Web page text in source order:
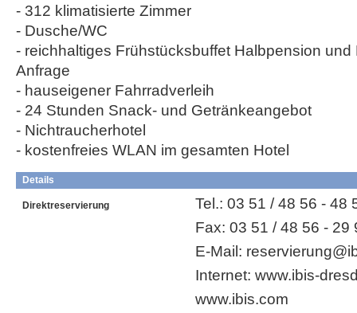
- 312 klimatisierte Zimmer
- Dusche/WC
- reichhaltiges Frühstücksbuffet Halbpension
Anfrage
- hauseigener Fahrradverleih
- 24 Stunden Snack- und Getränkeangebot
- Nichtraucherhotel
- kostenfreies WLAN im gesamten Hotel
Details
Direktreservierung
Tel.: 03 51 / 48 56 - 48
Fax: 03 51 / 48 56 - 29
E-Mail:
Internet: www.ibis-
www.ibis.com